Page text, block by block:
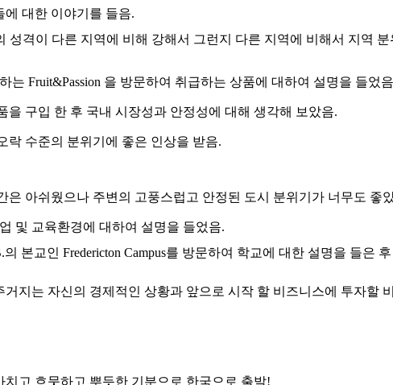
대한 이야기를 들음.
성격이 다른 지역에 비해 강해서 그런지 다른 지역에 비해서 지역
는 Fruit&Passion 을 방문하여 취급하는 상품에 대하여 설명을 들었음
구입 한 후 국내 시장성과 안정성에 대해 생각해 보았음.
락 수준의 분위기에 좋은 인상을 받음.
아쉬웠으나 주변의 고풍스럽고 안정된 도시 분위기가 너무도 좋
및 교육환경에 대하여 설명을 들었음.
의 본교인 Fredericton Campus를 방문하여 학교에 대한 설명을 들은
지는 자신의 경제적인 상황과 앞으로 시작 할 비즈니스에 투자할
고 흐뭇하고 뿌듯한 기분으로 한국으로 출발!